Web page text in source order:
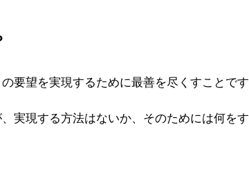
要望を実現するために最善を尽くすことです
実現する方法はないか、そのためには何を